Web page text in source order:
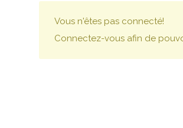
Vous n'êtes pas connecté!
Connectez-vous afin de